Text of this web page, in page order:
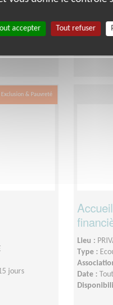
11h00 et le
lecture ou
Exclusion & Pauvreté
jours
Lieu :
Type :
Date :
accepter Tout refuser